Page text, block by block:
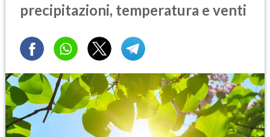
precipitazioni, temperatura e venti